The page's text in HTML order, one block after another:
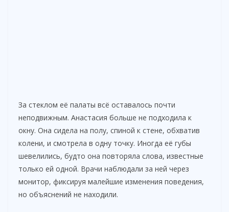
За стеклом её палаты всё оставалось почти
неподвижным. Анастасия больше не подходила к
окну. Она сидела на полу, спиной к стене, обхватив
колени, и смотрела в одну точку. Иногда её губы
шевелились, будто она повторяла слова, известные
только ей одной. Врачи наблюдали за ней через
монитор, фиксируя малейшие изменения поведения,
но объяснений не находили.